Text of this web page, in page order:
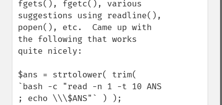
fgets(), fgetc(), various
suggestions using readline(),
popen(), etc.  Came up with
the following that works
quite nicely:
$ans = strtolower( trim(
`bash -c "read -n 1 -t 10 ANS
; echo \\\$ANS"` ) );